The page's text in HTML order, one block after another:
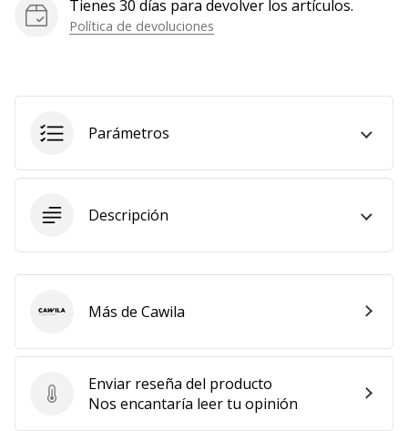
Tienes 30 días para devolver los artículos.
Política de devoluciones
Parámetros
Descripción
Enviar reseña del producto
Enviar reseña del producto
Nos encantaría leer tu opinión
CawilaMás de Cawila